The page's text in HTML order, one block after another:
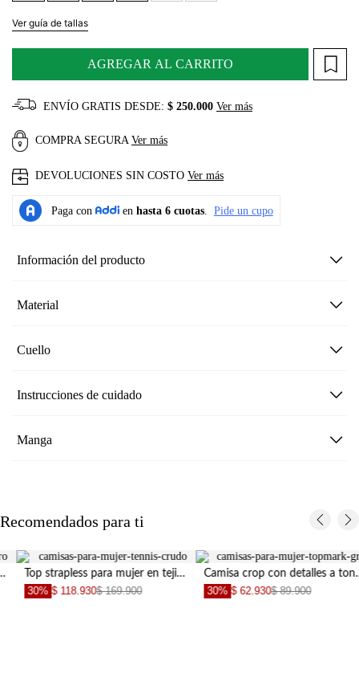
Ver guía de tallas
AGREGAR AL CARRITO
ENVÍO GRATIS DESDE: $ 250.000 Ver más
COMPRA SEGURA Ver más
DEVOLUCIONES SIN COSTO Ver más
Información del producto
Material
Cuello
Instrucciones de cuidado
Manga
Recomendados para ti
Top strapless para mujer en tejido suave beige entallado con botones asimétricos
30% $ 118.930$ 169.900
Camisa crop con detalles a tono gris para mujer
30% $ 62.930$ 89.900